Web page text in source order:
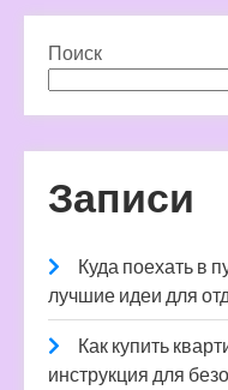
Поиск
Записи
Куда поехать в
лучшие идеи для
Как купить
инструкция для